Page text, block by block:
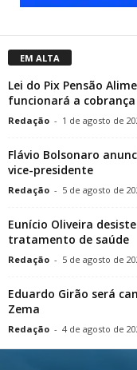
EM ALTA
Lei do Pix Pensão
funcionará a
Redação - 1 de agosto de
Flávio Bolsonaro
vice-presidente
Redação - 5 de agosto de
Eunício Oliveira
tratamento de saúde
Redação - 5 de agosto de
Eduardo Girão será
Zema
Redação - 4 de agosto de